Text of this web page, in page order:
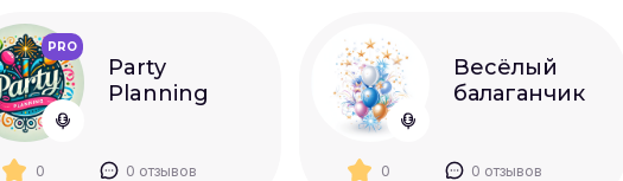
PRO
Party
Planning
0 0 отзывов
Весёлый
балаганчик
0 0 отзывов